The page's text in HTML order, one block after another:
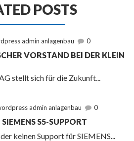
POSTS
admin anlagenbau 0
VORSTAND BEI DER KLEIN
stellt sich für die Zukunft...
admin anlagenbau 0
S5-SUPPORT
keinen Support für SIEMENS...